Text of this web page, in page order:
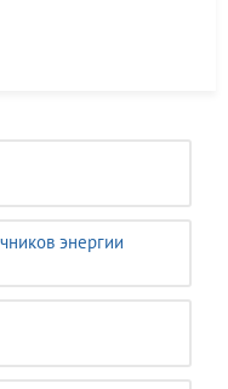
энергии